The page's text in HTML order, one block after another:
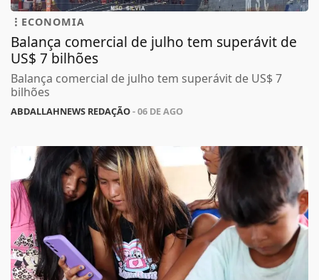
ECONOMIA
Balança comercial de julho tem superávit de
US$ 7 bilhões
Balança comercial de julho tem superávit de US$ 7
bilhões
ABDALLAHNEWS REDAÇÃO- 06 DE AGO